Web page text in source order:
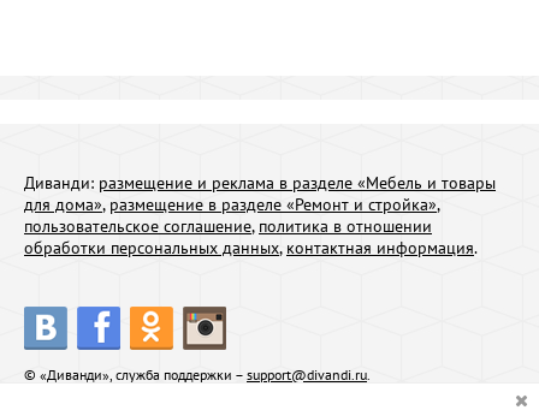
Диванди: размещение и реклама в разделе «Мебель и товары
для дома», размещение в разделе «Ремонт и стройка»,
пользовательское соглашение, политика в отношении
обработки персональных данных, контактная информация.
© «Диванди», служба поддержки – support@divandi.ru.